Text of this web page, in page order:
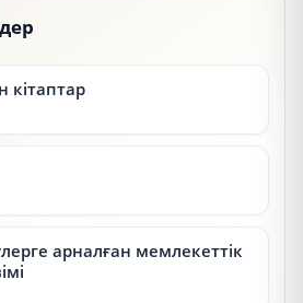
кітаптар
арналған мемлекеттік